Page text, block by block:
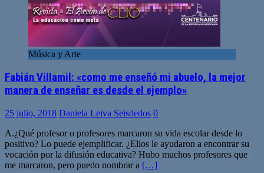
Música y Arte
Fabián Villamil: «como me enseñó mi abuelo, la mejor
manera de enseñar es desde el ejemplo»
25 julio, 2018 Daniela Leiva Seisdedos 0
A.¿Qué profesor o profesores marcaron su vida escolar desde lo
positivo? Lo puede ejemplificar. ¿Ellos le ayudaron a encontrar su
vocación por la difusión educativa? Hubo muchos profesores que
me marcaron, pero puedo nombrar a […]